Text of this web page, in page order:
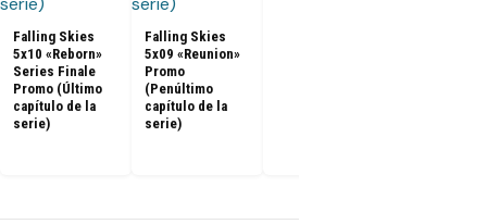
Falling Skies
5x10 «Reborn»
Series Finale
Promo (Último
capítulo de la
serie)
Falling Skies
5x09 «Reunion»
Promo
(Penúltimo
capítulo de la
serie)